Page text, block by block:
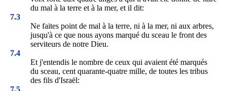
du mal à la terre et à la mer, et il dit:
7.3
Ne faites point de mal à la terre, ni à la mer, ni aux arbres,
jusqu'à ce que nous ayons marqué du sceau le front des
serviteurs de notre Dieu.
7.4
Et j'entendis le nombre de ceux qui avaient été marqués
du sceau, cent quarante-quatre mille, de toutes les tribus
des fils d'Israël: